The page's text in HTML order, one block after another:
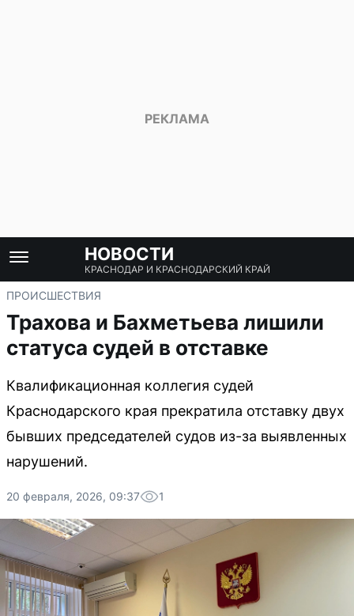
НОВОСТИ
КРАСНОДАР И КРАСНОДАРСКИЙ КРАЙ
ПРОИСШЕСТВИЯ
Трахова и Бахметьева лишили
статуса судей в отставке
Квалификационная коллегия судей
Краснодарского края прекратила отставку двух
бывших председателей судов из-за выявленных
нарушений.
20 февраля, 2026, 09:37 1